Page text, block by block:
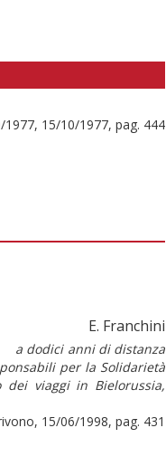
15/10/1977, pag. 444
E. Franchini
dodici anni di distanza
per la Solidarietà
dei viaggi in Bielorussia,
15/06/1998, pag. 431